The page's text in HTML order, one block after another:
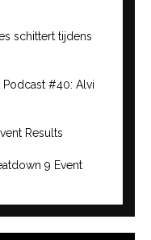
schittert tijdens
Podcast #40: Alvi
Results
9 Event